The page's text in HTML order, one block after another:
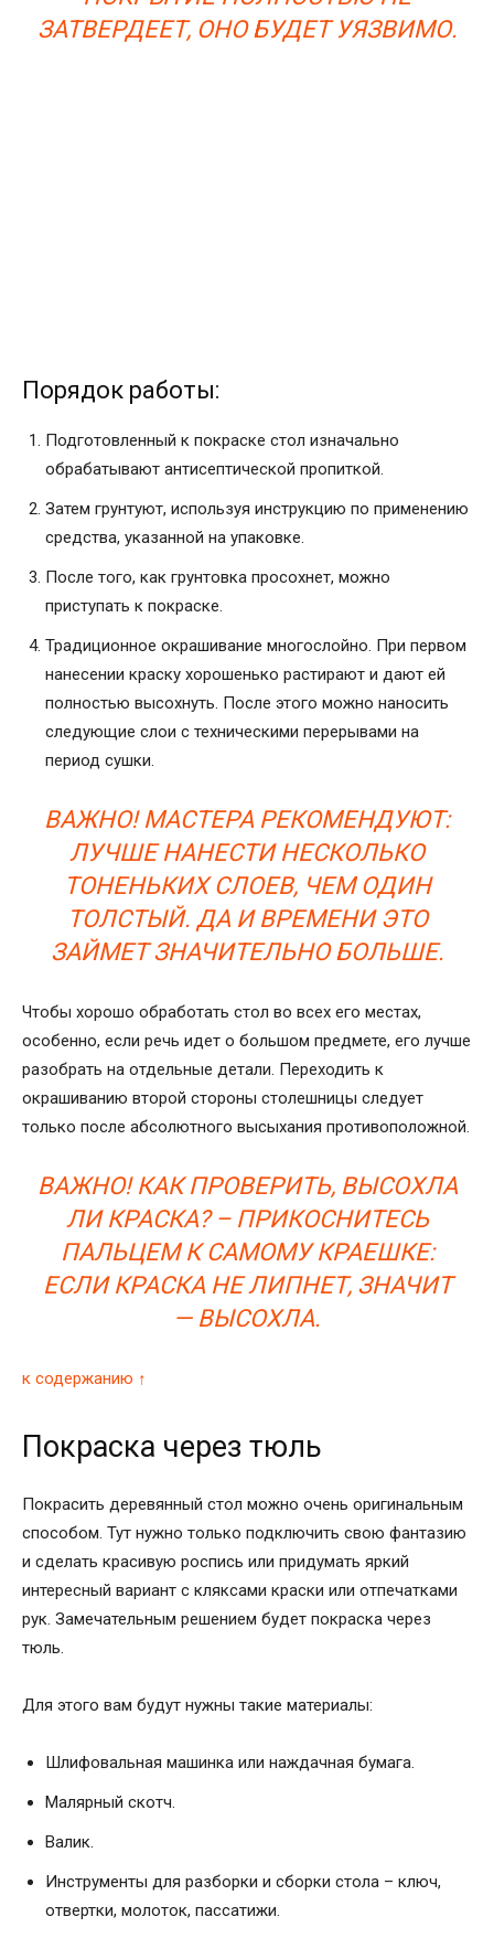
ЗАТВЕРДЕЕТ, ОНО БУДЕТ УЯЗВИМО.
Порядок работы:
Подготовленный к покраске стол изначально
обрабатывают антисептической пропиткой.
Затем грунтуют, используя инструкцию по применению
средства, указанной на упаковке.
После того, как грунтовка просохнет, можно
приступать к покраске.
Традиционное окрашивание многослойно. При первом
нанесении краску хорошенько растирают и дают ей
полностью высохнуть. После этого можно наносить
следующие слои с техническими перерывами на
период сушки.
ВАЖНО! МАСТЕРА РЕКОМЕНДУЮТ:
ЛУЧШЕ НАНЕСТИ НЕСКОЛЬКО
ТОНЕНЬКИХ СЛОЕВ, ЧЕМ ОДИН
ТОЛСТЫЙ. ДА И ВРЕМЕНИ ЭТО
ЗАЙМЕТ ЗНАЧИТЕЛЬНО БОЛЬШЕ.
Чтобы хорошо обработать стол во всех его местах,
особенно, если речь идет о большом предмете, его лучше
разобрать на отдельные детали. Переходить к
окрашиванию второй стороны столешницы следует
только после абсолютного высыхания противоположной.
ВАЖНО! КАК ПРОВЕРИТЬ, ВЫСОХЛА
ЛИ КРАСКА? – ПРИКОСНИТЕСЬ
ПАЛЬЦЕМ К САМОМУ КРАЕШКЕ:
ЕСЛИ КРАСКА НЕ ЛИПНЕТ, ЗНАЧИТ
— ВЫСОХЛА.
к содержанию ↑
Покраска через тюль
Покрасить деревянный стол можно очень оригинальным
способом. Тут нужно только подключить свою фантазию
и сделать красивую роспись или придумать яркий
интересный вариант с кляксами краски или отпечатками
рук. Замечательным решением будет покраска через
тюль.
Для этого вам будут нужны такие материалы:
Шлифовальная машинка или наждачная бумага.
Малярный скотч.
Валик.
Инструменты для разборки и сборки стола – ключ,
отвертки, молоток, пассатижи.